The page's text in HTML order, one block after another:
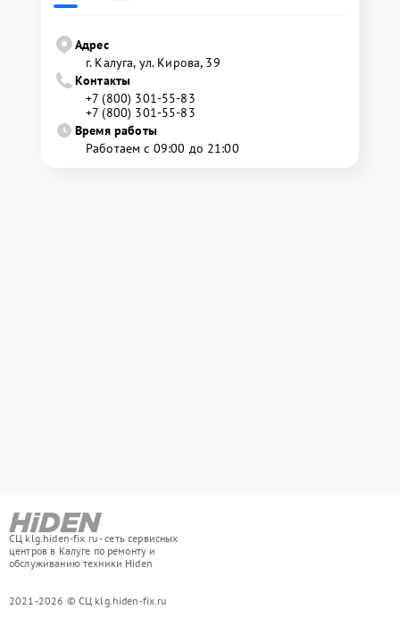
Адрес
г. Калуга, ул. Кирова, 39
Контакты
+7 (800) 301-55-83
+7 (800) 301-55-83
Время работы
Работаем с 09:00 до 21:00
СЦ klg.hiden-fix.ru - сеть сервисных
центров в Калуге по ремонту и
обслуживанию техники Hiden
2021-2026 © СЦ klg.hiden-fix.ru